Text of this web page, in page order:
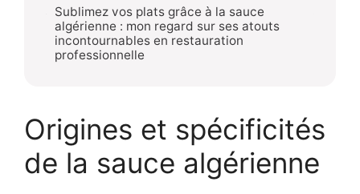
Sublimez vos plats grâce à la sauce
algérienne : mon regard sur ses atouts
incontournables en restauration
professionnelle
Origines et spécificités
de la sauce algérienne